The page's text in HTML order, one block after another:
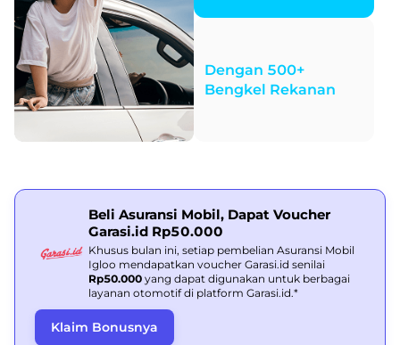
Dengan 500+
Bengkel Rekanan
Beli Asuransi Mobil, Dapat Voucher
Garasi.id Rp50.000
Khusus bulan ini, setiap pembelian Asuransi Mobil
Igloo mendapatkan voucher Garasi.id senilai
Rp50.000 yang dapat digunakan untuk berbagai
layanan otomotif di platform Garasi.id.*
Klaim Bonusnya